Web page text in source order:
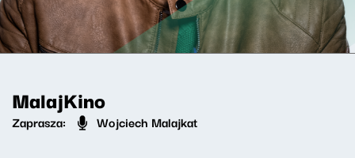
MalajKino
Zaprasza: Wojciech Malajkat